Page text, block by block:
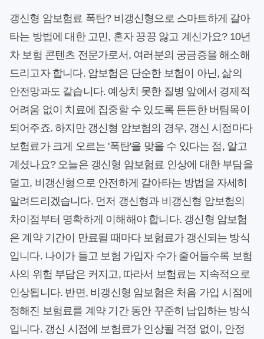
갱신형 암보험료 폭탄? 비갱신형으로 스마트하게 갈아
타는 방법에 대한 고민, 혼자 끙끙 앓고 계신가요? 10년
차 보험 콘텐츠 전문가로서, 여러분의 궁금증을 해소해
드리고자 합니다. 암보험은 단순한 보험이 아닌, 삶의
안전망과도 같습니다. 예상치 못한 질병 앞에서 경제적
어려움 없이 치료에 집중할 수 있도록 든든한 버팀목이
되어주죠. 하지만 갱신형 암보험의 경우, 갱신 시점마다
보험료가 크게 오르는 '폭탄'을 맞을 수 있다는 점, 알고
계셨나요? 오늘은 갱신형 암보험료 인상에 대한 부담을
덜고, 비갱신형으로 안전하게 갈아타는 방법을 자세히
알려드리겠습니다. 먼저 갱신형과 비갱신형 암보험의
차이점부터 명확하게 이해해야 합니다. 갱신형 암보험
은 계약 기간이 만료될 때마다 보험료가 갱신되는 방식
입니다. 나이가 들고 보험 가입자 수가 줄어들수록 보험
사의 위험 부담은 커지고, 따라서 보험료는 지속적으로
인상됩니다. 반면, 비갱신형 암보험은 처음 가입 시점에
정해진 보험료를 계약 기간 동안 꾸준히 납입하는 방식
입니다. 갱신 시점에 보험료가 인상될 걱정 없이, 안정